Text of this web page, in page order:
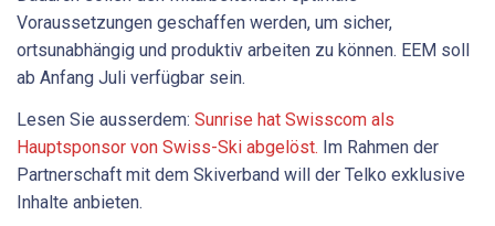
Voraussetzungen geschaffen werden, um sicher,
ortsunabhängig und produktiv arbeiten zu können. EEM soll
ab Anfang Juli verfügbar sein.
Lesen Sie ausserdem: Sunrise hat Swisscom als
Hauptsponsor von Swiss-Ski abgelöst. Im Rahmen der
Partnerschaft mit dem Skiverband will der Telko exklusive
Inhalte anbieten.